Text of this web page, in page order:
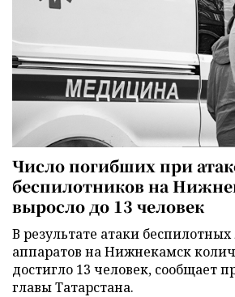
Число погибших при
беспилотников на
выросло до 13 человек
В результате атаки
аппаратов на Нижнекамск
достигло 13 человек, сообщает
главы Татарстана.